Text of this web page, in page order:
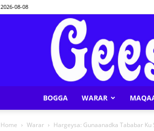
2026-08-08
BOGGA WARAR
Home Warar Hargeysa: Gunaanadka Tababar